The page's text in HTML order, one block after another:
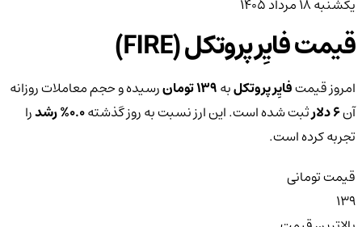
یکشنبه ۱۸ مرداد ۱۴۰۵
قیمت فایِر پروتکل (FIRE)
امروز قیمتفایِر پروتکلبه139 تومان
رسیده و حجم معاملات روزانه
آن6 دلار ثبت شده است. این ارز نسبت به روز گذشته0.0% رشدرا
تجربه کرده است.
قیمت تومانی
139